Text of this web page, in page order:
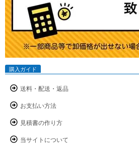
購入ガイド
送料・配送・返品
お支払い方法
見積書の作り方
当サイトについて